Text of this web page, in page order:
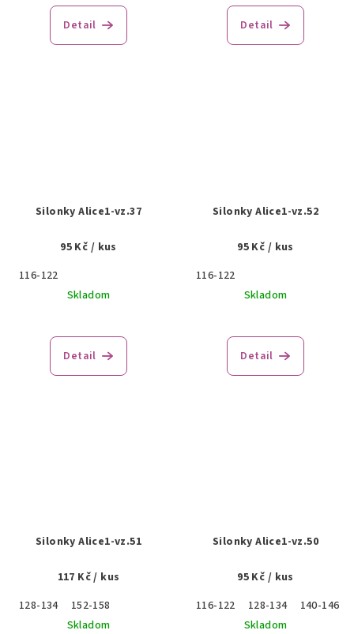
Detail Detail
Silonky Alice1-vz.37
95 Kč / kus
116-122
Skladom
Detail
Silonky Alice1-vz.52
95 Kč / kus
116-122
Skladom
Detail
Silonky Alice1-vz.51
117 Kč/ kus
128-134
152-158
Skladom
Silonky Alice1-vz.50
95 Kč / kus
116-122
128-134 140-146
Skladom